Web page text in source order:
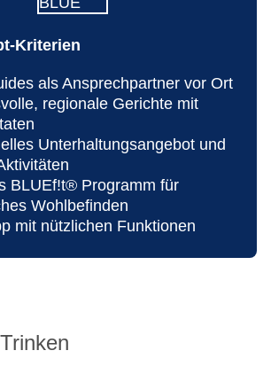
Kriterien
als Ansprechpartner vor Ort
regionale Gerichte mit
Unterhaltungsangebot und
BLUEf!t® Programm für
Wohlbefinden
mit nützlichen Funktionen